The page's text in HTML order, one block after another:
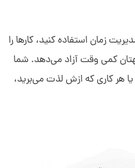
زمان استفاده کنید، کارها را
کمی وقت آزاد می‌دهد. شما
یا هر کاری که ازش لذت می‌برید،